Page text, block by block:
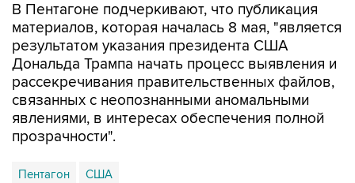
В Пентагоне подчеркивают, что публикация
материалов, которая началась 8 мая, "является
результатом указания президента США
Дональда Трампа начать процесс выявления и
рассекречивания правительственных файлов,
связанных с неопознанными аномальными
явлениями, в интересах обеспечения полной
прозрачности".
Пентагон США